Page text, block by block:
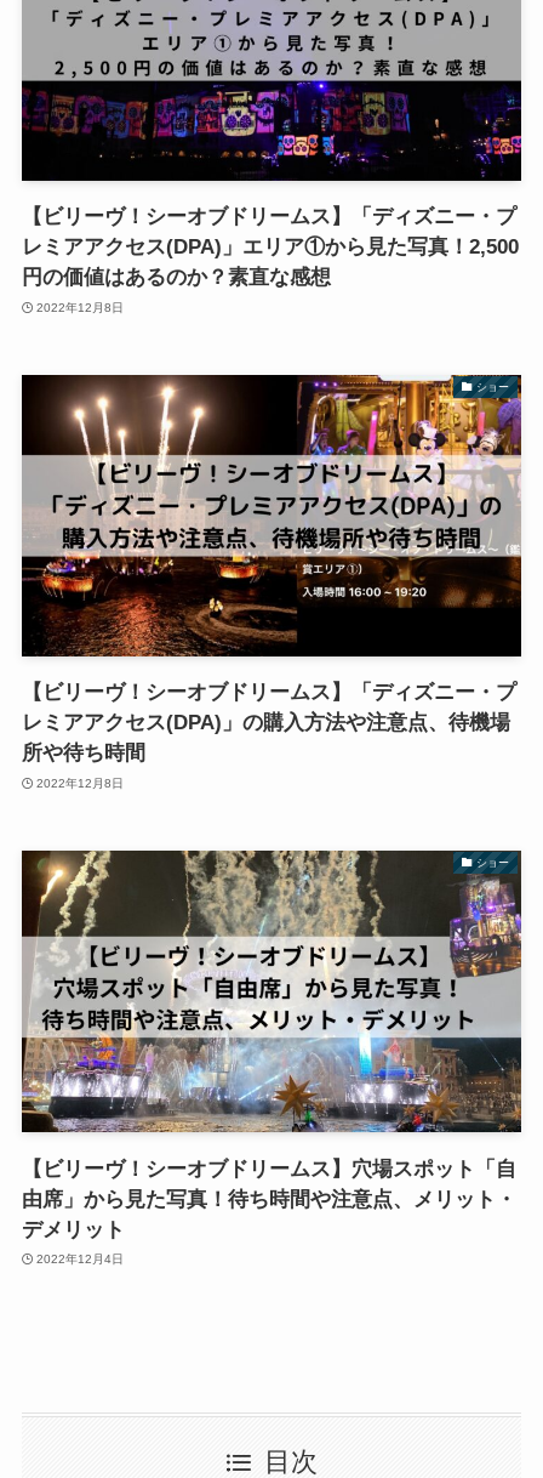
【ビリーヴ！シーオブドリームス】「ディズニー・プ
レミアアクセス(DPA)」エリア①から見た写真！2,500
円の価値はあるのか？素直な感想
2022年12月8日
ショー
【ビリーヴ！シーオブドリームス】「ディズニー・プ
レミアアクセス(DPA)」の購入方法や注意点、待機場
所や待ち時間
2022年12月8日
ショー
【ビリーヴ！シーオブドリームス】穴場スポット「自
由席」から見た写真！待ち時間や注意点、メリット・
デメリット
2022年12月4日
目次